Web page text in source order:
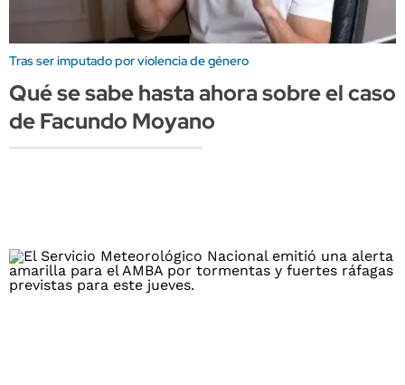
Tras ser imputado por violencia de género
Qué se sabe hasta ahora sobre el caso
de Facundo Moyano